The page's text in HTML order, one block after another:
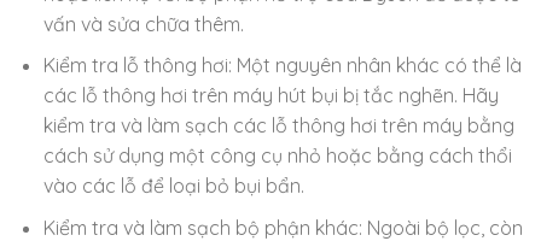
vấn và sửa chữa thêm.
Kiểm tra lỗ thông hơi: Một nguyên nhân khác có thể là
các lỗ thông hơi trên máy hút bụi bị tắc nghẽn. Hãy
kiểm tra và làm sạch các lỗ thông hơi trên máy bằng
cách sử dụng một công cụ nhỏ hoặc bằng cách thổi
vào các lỗ để loại bỏ bụi bẩn.
Kiểm tra và làm sạch bộ phận khác: Ngoài bộ lọc, còn